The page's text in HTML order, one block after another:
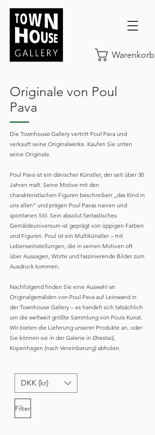
Warenkorb
Originale von Poul
Pava
Die Townhouse Gallery vertritt Poul Pava und
verkauft seine Originalwerke. Kaufen Sie unten
seine Originale.
Poul Pava ist ein dänischer Künstler, der seit über 30
Jahren malt. Seine Motive mit den
charakteristischen Figuren beschreiben „das Kind in
uns allen“ und prägen Poul Pavas naiven und
spontanen Stil. Sein absolut fantastisches
Gemäldeuniversum ist geprägt von üppigen Farben
und Figuren. Poul ist ein Multikünstler – mit
Lebenseinstellungen, die in seinen Motiven oft
über Aussagen, Worte und faszinierende Bilder zum
Ausdruck kommen.
Nachfolgend finden Sie eine Auswahl an
Originalgemälden von Poul Pava auf Leinwand in
der Townhouse Gallery – es handelt sich tatsächlich
um die weltweit größte Sammlung von Pouls Kunst.
Wir bieten die Lieferung unserer Produkte an, oder
Sie können sie in der Galerie in Ørestad,
Kopenhagen (nach Vereinbarung) abholen.
DKK (kr)
Filter